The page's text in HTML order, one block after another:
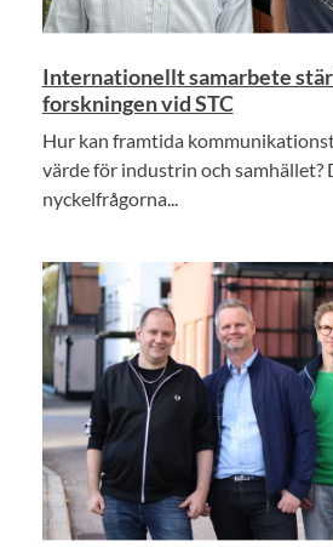
Internationellt samarbete
forskningen vid STC
Hur kan framtida
värde för industrin och samhället?
nyckelfrågorna...